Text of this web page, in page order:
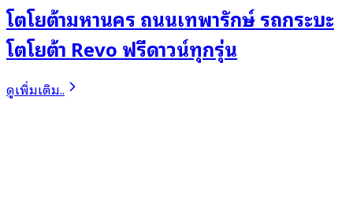
โตโยต้ามหานคร ถนนเทพารักษ์ รถกระบะ
โตโยต้า Revo ฟรีดาวน์ทุกรุ่น
ดูเพิ่มเติม..